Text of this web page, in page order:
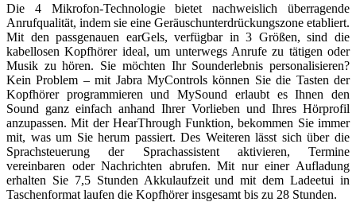
Die 4 Mikrofon-Technologie bietet nachweislich überragende
Anrufqualität, indem sie eine Geräuschunterdrückungszone etabliert.
Mit den passgenauen earGels, verfügbar in 3 Größen, sind die
kabellosen Kopfhörer ideal, um unterwegs Anrufe zu tätigen oder
Musik zu hören. Sie möchten Ihr Sounderlebnis personalisieren?
Kein Problem – mit Jabra MyControls können Sie die Tasten der
Kopfhörer programmieren und MySound erlaubt es Ihnen den
Sound ganz einfach anhand Ihrer Vorlieben und Ihres Hörprofil
anzupassen. Mit der HearThrough Funktion, bekommen Sie immer
mit, was um Sie herum passiert. Des Weiteren lässt sich über die
Sprachsteuerung der Sprachassistent aktivieren, Termine
vereinbaren oder Nachrichten abrufen. Mit nur einer Aufladung
erhalten Sie 7,5 Stunden Akkulaufzeit und mit dem Ladeetui in
Taschenformat laufen die Kopfhörer insgesamt bis zu 28 Stunden.